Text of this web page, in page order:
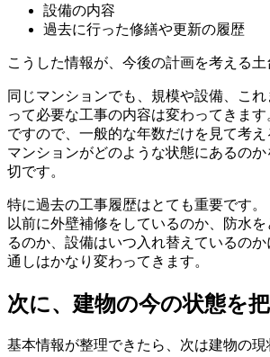
次に、建物の今の状態を把握
設備の内容
過去に行った修繕や更新の履歴
こうした情報が、今後の計画を考える土
同じマンションでも、規模や設備、こ
って必要な工事の内容は変わってきます
ですので、一般的な年数だけを見て考
マンションがどのような状態にあるの
切です。
特に過去の工事履歴はとても重要です。
以前に外壁補修をしているのか、防水
るのか、設備はいつ入れ替えているの
通しはかなり変わってきます。
次に、建物の今の状態を
基本情報が整理できたら、次は建物の現